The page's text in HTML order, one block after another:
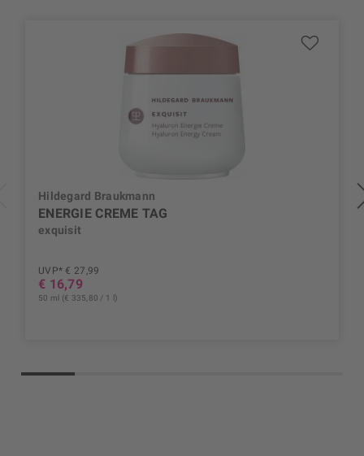
Hildegard Braukmann
ENERGIE CREME TAG
exquisit
UVP* € 27,99
€ 16,79
50 ml (€ 335,80 / 1 l)